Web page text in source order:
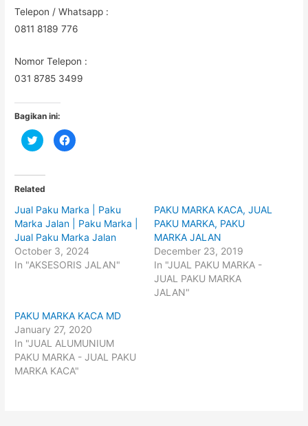
Telepon / Whatsapp :
0811 8189 776
Nomor Telepon :
031 8785 3499
Bagikan ini:
C
l
t
o
s
h
a
r
e
o
T
w
i
(
O
p
e
n
s
n
n
C
l
a
r
e
o
n
F
a
c
k
(
O
p
e
n
s
i
n
Related
Jual Paku Marka | Paku
Marka Jalan | Paku Marka |
Jual Paku Marka Jalan
October 3, 2024
In "AKSESORIS JALAN"
PAKU MARKA KACA, JUAL
PAKU MARKA, PAKU
MARKA JALAN
December 23, 2019
In "JUAL PAKU MARKA -
JUAL PAKU MARKA
JALAN"
PAKU MARKA KACA MD
January 27, 2020
In "JUAL ALUMUNIUM
PAKU MARKA - JUAL PAKU
MARKA KACA"